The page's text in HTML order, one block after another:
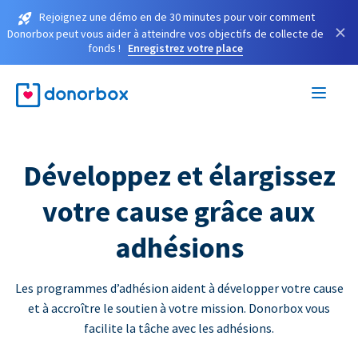
Rejoignez une démo en de 30 minutes pour voir comment
Donorbox peut vous aider à atteindre vos objectifs de collecte de
fonds !
Enregistrez votre place
×
Développez et élargissez
votre cause grâce aux
adhésions
Les programmes d’adhésion aident à développer votre cause
et à accroître le soutien à votre mission. Donorbox vous
facilite la tâche avec les adhésions.